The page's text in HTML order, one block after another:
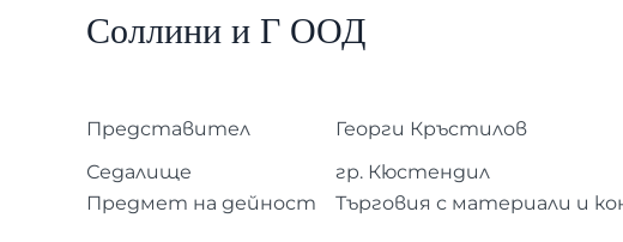
Соллини и Г ООД
Представител
Георги Кръстилов
Седалище
гр. Кюстендил
Предмет на дейност
Търговия с материали и